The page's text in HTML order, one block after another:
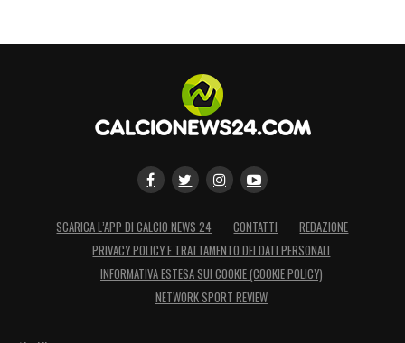
SCARICA L’APP DI CALCIO NEWS 24 CONTATTI
REDAZIONE
PRIVACY POLICY E TRATTAMENTO DEI DATI PERSONALI
INFORMATIVA ESTESA SUI COOKIE (COOKIE POLICY)
NETWORK SPORT REVIEW